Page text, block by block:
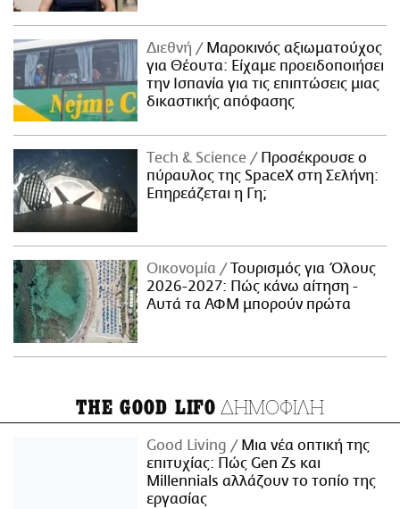
Διεθνή
Μαροκινός αξιωματούχος
για Θέουτα: Είχαμε προειδοποιήσει
την Ισπανία για τις επιπτώσεις μιας
δικαστικής απόφασης
Τech & Science
Προσέκρουσε ο
πύραυλος της SpaceX στη Σελήνη:
Επηρεάζεται η Γη;
Οικονομία
Τουρισμός για Όλους
2026-2027: Πώς κάνω αίτηση -
Αυτά τα ΑΦΜ μπορούν πρώτα
THE GOOD LIFO ΔΗΜΟΦΙΛΗ
Good Living
Μια νέα οπτική της
επιτυχίας: Πώς Gen Zs και
Millennials αλλάζουν το τοπίο της
εργασίας